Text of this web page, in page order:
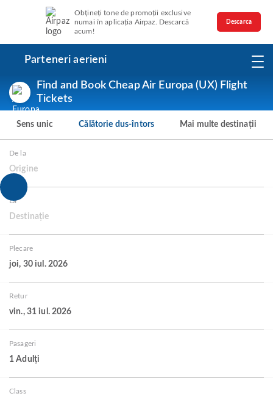
Obțineți tone de promoții exclusive
numai în aplicația Airpaz. Descarcă
acum!
Descarca
Parteneri aerieni
Find and Book Cheap Air Europa (UX) Flight
Tickets
Sens unic Călătorie dus-întors Mai multe destinații
De la
Origine
La
Destinație
Plecare
joi, 30 iul. 2026
Retur
vin., 31 iul. 2026
Pasageri
1 Adulți
Class